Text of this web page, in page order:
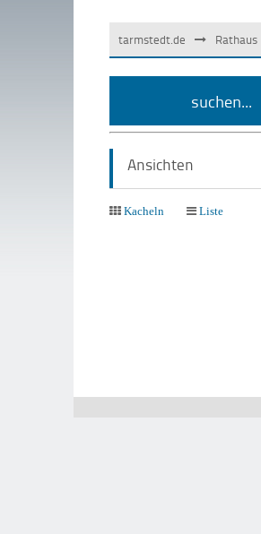
tarmstedt.de Rathaus
suchen...
Ansichten
Kacheln Liste